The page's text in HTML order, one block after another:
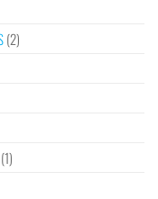
(2)
(1)